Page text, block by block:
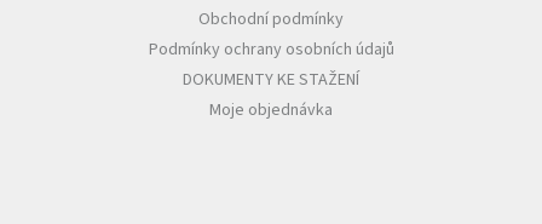
Obchodní podmínky
Podmínky ochrany osobních údajů
DOKUMENTY KE STAŽENÍ
Moje objednávka